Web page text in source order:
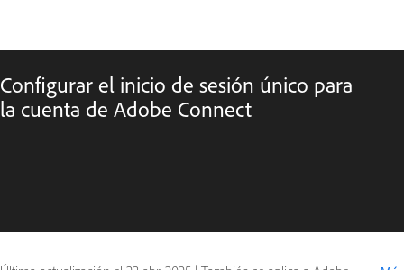
Configurar el inicio de sesión único para
la cuenta de Adobe Connect